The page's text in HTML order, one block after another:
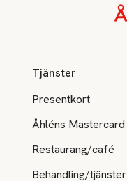
Tjänster
Presentkort
Åhléns Mastercard
Restaurang/café
Behandling/tjänster